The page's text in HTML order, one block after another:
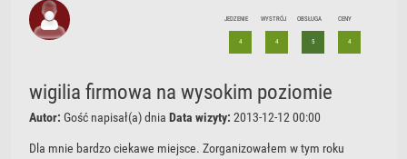
JEDZENIE
4
WYSTRÓJ
4
OBSŁUGA
5
CENY
4
wigilia firmowa na wysokim poziomie
Autor: Gość napisał(a) dniaData wizyty:2013-12-12 00:00
Dla mnie bardzo ciekawe miejsce. Zorganizowałem w tym roku